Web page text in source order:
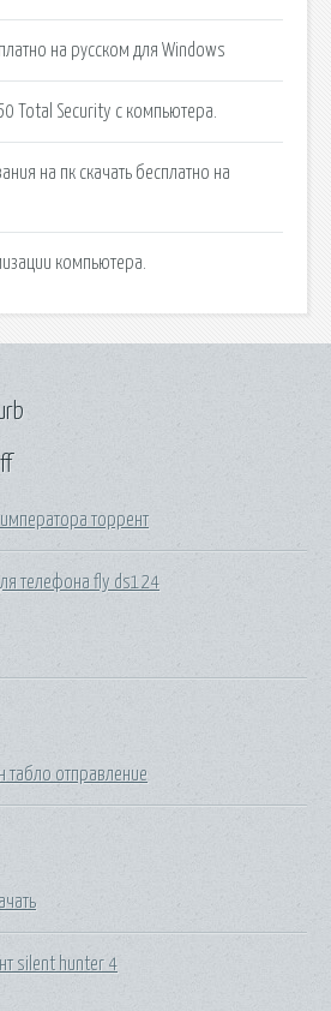
на русском для Windows
Total Security с компьютера.
на пк скачать бесплатно на
компьютера.
торрент
телефона fly ds124
табло отправление
silent hunter 4